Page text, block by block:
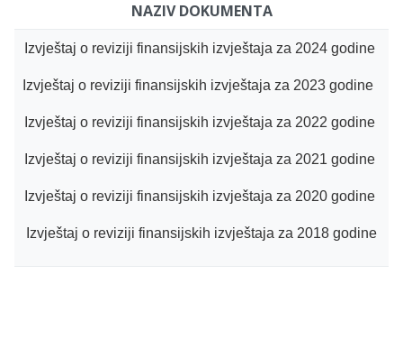
NAZIV DOKUMENTA
Izvještaj o reviziji finansijskih izvještaja za 2024 godine
Izvještaj o reviziji finansijskih izvještaja za 2023 godine
Izvještaj o reviziji finansijskih izvještaja za 2022 godine
Izvještaj o reviziji finansijskih izvještaja za 2021 godine
Izvještaj o reviziji finansijskih izvještaja za 2020 godine
Izvještaj o reviziji finansijskih izvještaja za 2018 godine